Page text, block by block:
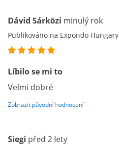
Dávid Sárközi minulý rok
Publikováno na Expondo Hungary
Líbilo se mi to
Velmi dobré
Zobrazit původní hodnocení
Siegi před 2 lety